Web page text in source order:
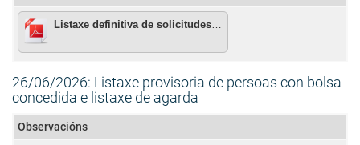
Listaxe definitiva de solicitudes excluídas
26/06/2026: Listaxe provisoria de persoas con bolsa
concedida e listaxe de agarda
Observacións